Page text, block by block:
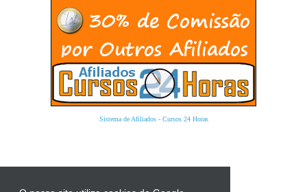
Sistema de Afiliados- Cursos 24 Horas